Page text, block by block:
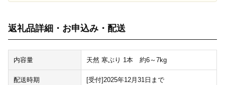
返礼品詳細・お申込み・配送
内容量 天然 寒ぶり 1本 約6～7kg
配送時期
[受付]2025年12月31日まで